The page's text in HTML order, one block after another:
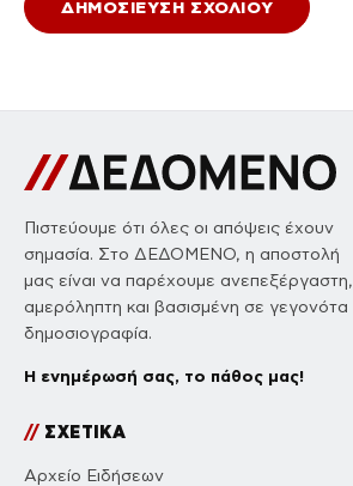
Πιστεύουμε ότι όλες οι απόψεις έχουν
σημασία. Στο ΔΕΔΟΜΕΝΟ, η αποστολή
μας είναι να παρέχουμε ανεπεξέργαστη,
αμερόληπτη και βασισμένη σε γεγονότα
δημοσιογραφία.
Η ενημέρωσή σας, το πάθος μας!
//ΣΧΕΤΙΚΑ
Αρχείο Ειδήσεων